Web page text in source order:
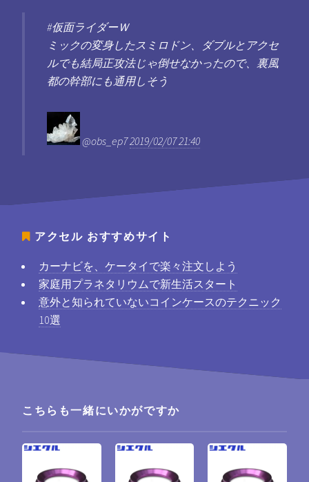
#仮面ライダーＷ
ミックの変身したスミロドン、ダブルとアクセ
ルでも結局正攻法じゃ倒せなかったので、裏風
都の幹部にも通用しそう
@obs_ep72019/02/07 21:40
アクセル おすすめサイト
カーナビを、ケータイで楽々注文しよう
家庭用プラネタリウムで新生活スタート
意外と知られていないコインケースのテクニック
10選
こちらも一緒にいかがですか